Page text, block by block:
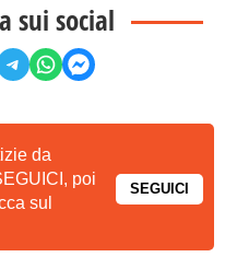
sui social
da
poi
sul
SEGUICI